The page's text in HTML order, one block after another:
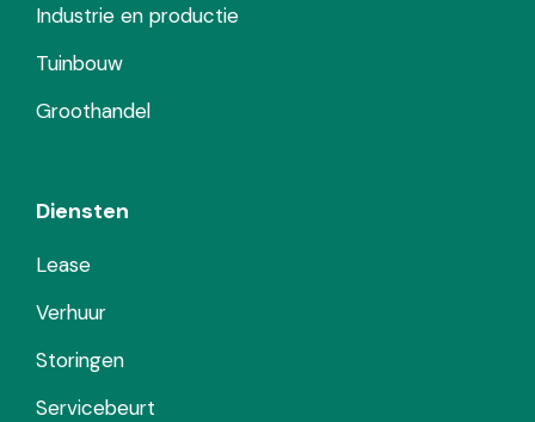
Industrie en productie
Tuinbouw
Groothandel
Diensten
Lease
Verhuur
Storingen
Servicebeurt